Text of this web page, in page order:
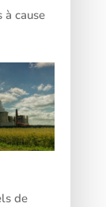
cause
de